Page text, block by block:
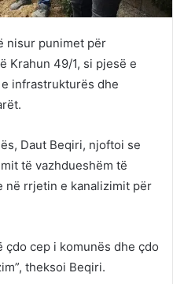
nisur punimet për
Krahun 49/1, si pjesë e
infrastrukturës dhe
Daut Beqiri, njoftoi se
të vazhdueshëm të
në rrjetin e kanalizimit për
çdo cep i komunës dhe çdo
theksoi Beqiri.